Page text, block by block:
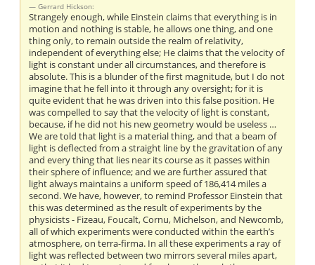
Gerrard Hickson:
Strangely enough, while Einstein claims that everything is in
motion and nothing is stable, he allows one thing, and one
thing only, to remain outside the realm of relativity,
independent of everything else; He claims that the velocity of
light is constant under all circumstances, and therefore is
absolute. This is a blunder of the first magnitude, but I do not
imagine that he fell into it through any oversight; for it is
quite evident that he was driven into this false position. He
was compelled to say that the velocity of light is constant,
because, if he did not his new geometry would be useless …
We are told that light is a material thing, and that a beam of
light is deflected from a straight line by the gravitation of any
and every thing that lies near its course as it passes within
their sphere of influence; and we are further assured that
light always maintains a uniform speed of 186,414 miles a
second. We have, however, to remind Professor Einstein that
this was determined as the result of experiments by the
physicists - Fizeau, Foucalt, Cornu, Michelson, and Newcomb,
all of which experiments were conducted within the earth’s
atmosphere, on terra-firma. In all these experiments a ray of
light was reflected between two mirrors several miles apart,